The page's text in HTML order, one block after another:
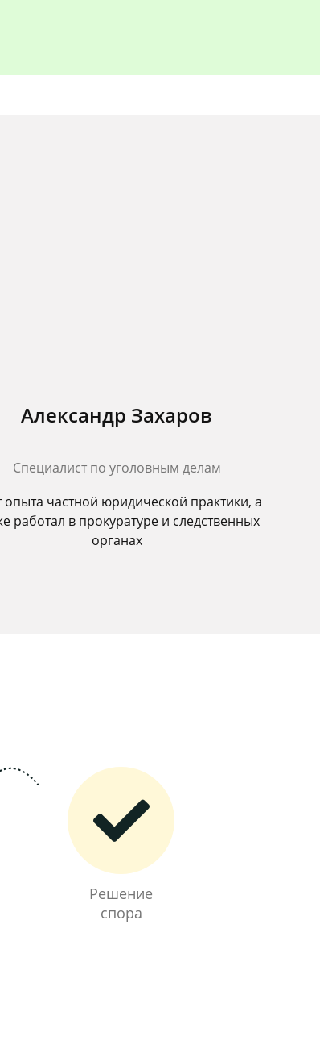
Александр Захаров
Специалист по уголовным делам
опыта частной юридической практики, а
работал в прокуратуре и следственных
органах
Решение
спора